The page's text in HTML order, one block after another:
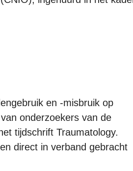
en -misbruik op
onderzoekers van de
tijdschrift Traumatology.
direct in verband gebracht